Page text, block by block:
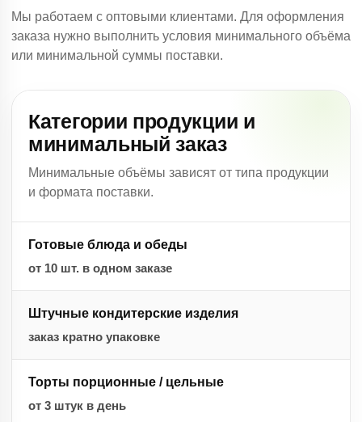
Мы работаем с оптовыми клиентами. Для оформления
заказа нужно выполнить условия минимального объёма
или минимальной суммы поставки.
Категории продукции и
минимальный заказ
Минимальные объёмы зависят от типа продукции
и формата поставки.
Готовые блюда и обеды
от 10 шт. в одном заказе
Штучные кондитерские изделия
заказ кратно упаковке
Торты порционные / цельные
от 3 штук в день